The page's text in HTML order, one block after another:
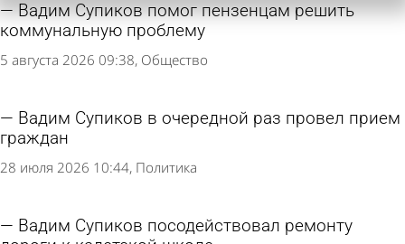
Вадим Супиков помог пензенцам решить
коммунальную проблему
5 августа 2026 09:38 Общество
Вадим Супиков в очередной раз провел прием
граждан
28 июля 2026 10:44 Политика
Вадим Супиков посодействовал ремонту